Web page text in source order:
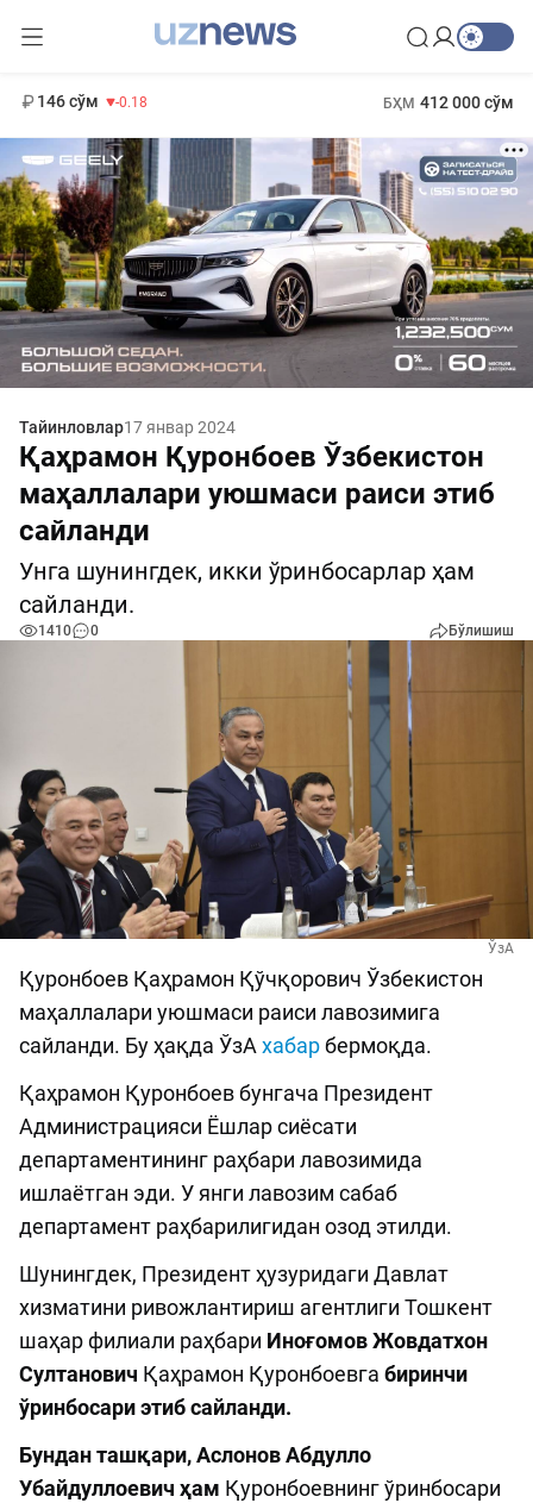
146 сўм -0.18 БҲМ 412 000 сўм
Тайинловлар17 январ 2024
Қаҳрамон Қуронбоев Ўзбекистон
маҳаллалари уюшмаси раиси этиб
сайланди
Унга шунингдек, икки ўринбосарлар ҳам
сайланди.
1410 0 Бўлишиш
ЎзА
Қуронбоев Қаҳрамон Қўчқорович Ўзбекистон
маҳаллалари уюшмаси раиси лавозимига
сайланди. Бу ҳақда ЎзА хабарбермоқда.
Қаҳрамон Қуронбоев бунгача Президент
Администрацияси Ёшлар сиёсати
департаментининг раҳбари лавозимида
ишлаётган эди. У янги лавозим сабаб
департамент раҳбарилигидан озод этилди.
Шунингдек, Президент ҳузуридаги Давлат
хизматини ривожлантириш агентлиги Тошкент
шаҳар филиали раҳбари Иноғомов Жовдатхон
Султанович Қаҳрамон Қуронбоевга биринчи
ўринбосари этиб сайланди.
Бундан ташқари, Аслонов Абдулло
Убайдуллоевич ҳам Қуронбоевнинг ўринбосари